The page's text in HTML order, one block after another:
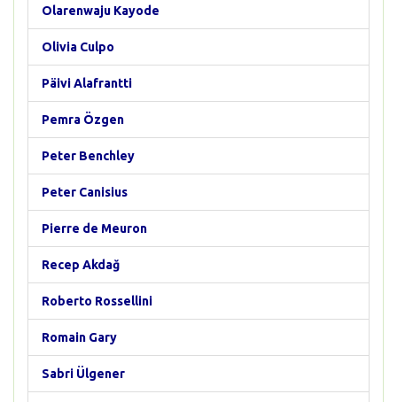
Olarenwaju Kayode
Olivia Culpo
Päivi Alafrantti
Pemra Özgen
Peter Benchley
Peter Canisius
Pierre de Meuron
Recep Akdağ
Roberto Rossellini
Romain Gary
Sabri Ülgener